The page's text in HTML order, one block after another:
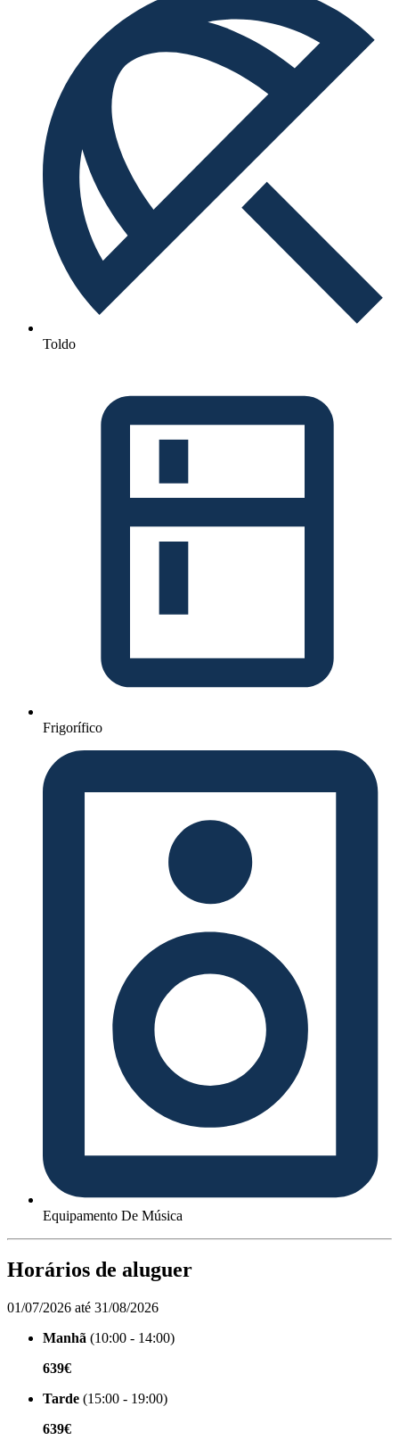
Toldo
Frigorífico
Equipamento De Música
Horários de aluguer
01/07/2026 até 31/08/2026
Manhã (10:00 - 14:00)
639€
Tarde (15:00 - 19:00)
639€